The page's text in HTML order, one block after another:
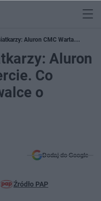
Aluron CMC Warta
Aluron
Co
o
Dodaj do Google
Źródło PAP